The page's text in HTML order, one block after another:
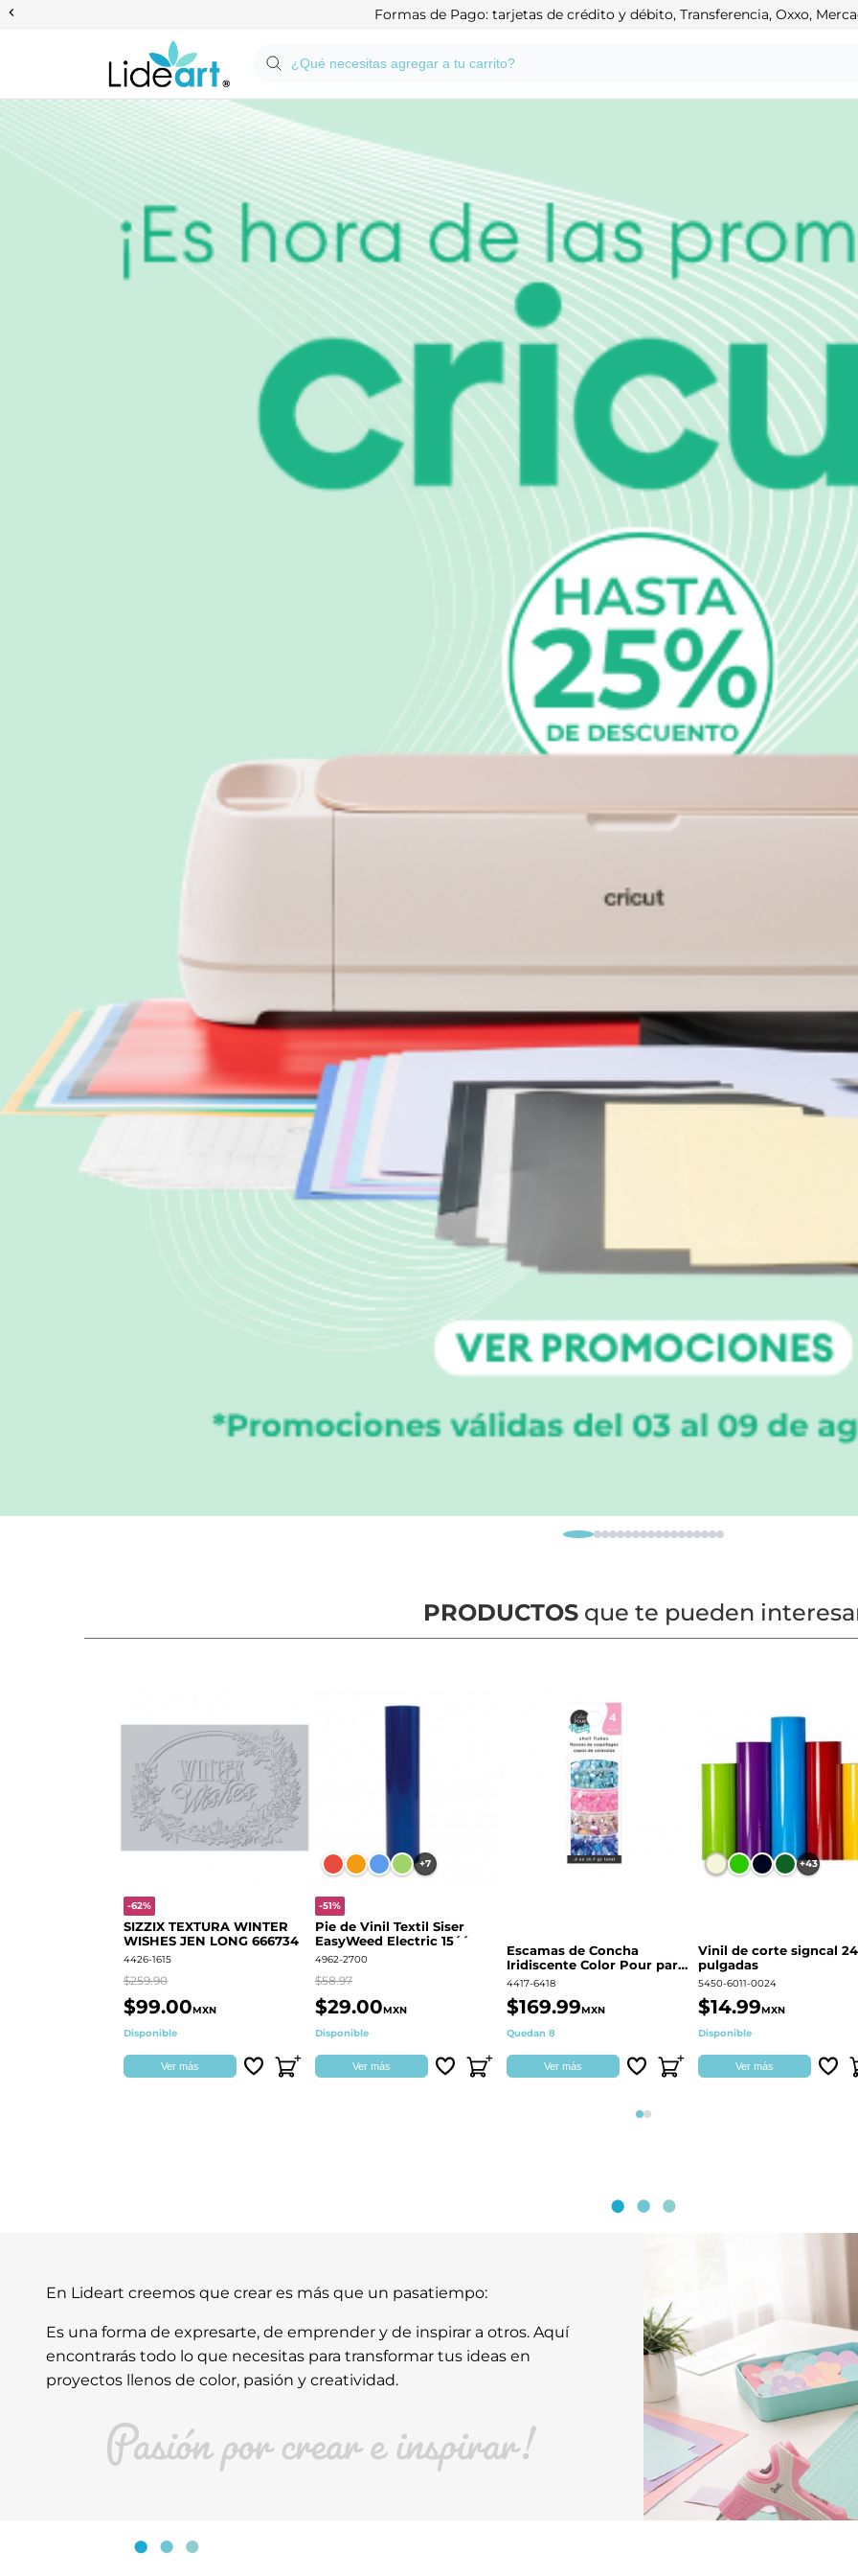
Anterior Formas de Pago: tarjetas de crédito y débito, Transferencia, Oxxo,
PRODUCTOSque te pueden
-62%
SIZZIX TEXTURA WINTER
WISHES JEN LONG 666734
4426-1615
$259.90
$99.00MXN
Disponible
Ver más
+7
-51%
Pie de Vinil Textil Siser
EasyWeed Electric 15´´
4962-2700
$58.97
$29.00MXN
Disponible
Ver más
Escamas de Concha
Iridiscente Color Pour para
decoración | 359687
4417-6418
$169.99MXN
Quedan 8
Ver más
+43
Vinil de corte signcal 24
pulgadas
5450-6011-0024
$14.99MXN
Disponible
Ver más
Página 1
Página 2
En Lideart creemos que crear es más que un pasatiempo:
Es una forma de expresarte, de emprender y de inspirar a otros. Aquí
encontrarás todo lo que necesitas para transformar tus ideas en
proyectos llenos de color, pasión y creatividad.